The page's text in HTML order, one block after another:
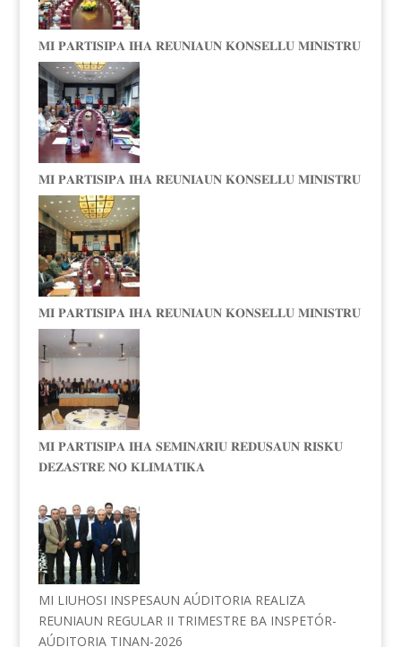
𝐌𝐈 𝐏𝐀𝐑𝐓𝐈𝐒𝐈𝐏𝐀 𝐈𝐇𝐀 𝐑𝐄𝐔𝐍𝐈𝐀𝐔𝐍 𝐊𝐎𝐍𝐒𝐄𝐋𝐋𝐔 𝐌𝐈𝐍𝐈𝐒𝐓𝐑𝐔
𝐌𝐈 𝐏𝐀𝐑𝐓𝐈𝐒𝐈𝐏𝐀 𝐈𝐇𝐀 𝐑𝐄𝐔𝐍𝐈𝐀𝐔𝐍 𝐊𝐎𝐍𝐒𝐄𝐋𝐋𝐔 𝐌𝐈𝐍𝐈𝐒𝐓𝐑𝐔
𝐌𝐈 𝐏𝐀𝐑𝐓𝐈𝐒𝐈𝐏𝐀 𝐈𝐇𝐀 𝐑𝐄𝐔𝐍𝐈𝐀𝐔𝐍 𝐊𝐎𝐍𝐒𝐄𝐋𝐋𝐔 𝐌𝐈𝐍𝐈𝐒𝐓𝐑𝐔
𝐌𝐈 𝐏𝐀𝐑𝐓𝐈𝐒𝐈𝐏𝐀 𝐈𝐇𝐀 𝐒𝐄𝐌𝐈𝐍𝐀́𝐑𝐈𝐔 𝐑𝐄𝐃𝐔𝐒𝐀𝐔𝐍 𝐑𝐈𝐒𝐊𝐔
𝐃𝐄𝐙𝐀𝐒𝐓𝐑𝐄 𝐍𝐎 𝐊𝐋𝐈𝐌𝐀𝐓𝐈𝐊𝐀
MI LIUHOSI INSPESAUN AÚDITORIA REALIZA
REUNIAUN REGULAR II TRIMESTRE BA INSPETÓR-
AÚDITORIA TINAN-2026